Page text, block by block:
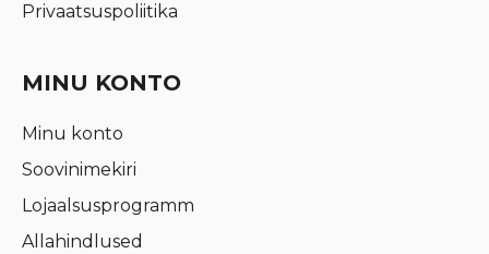
Privaatsuspoliitika
MINU KONTO
Minu konto
Soovinimekiri
Lojaalsusprogramm
Allahindlused